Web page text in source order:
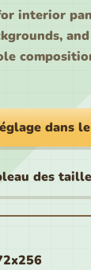
interior
dans
des